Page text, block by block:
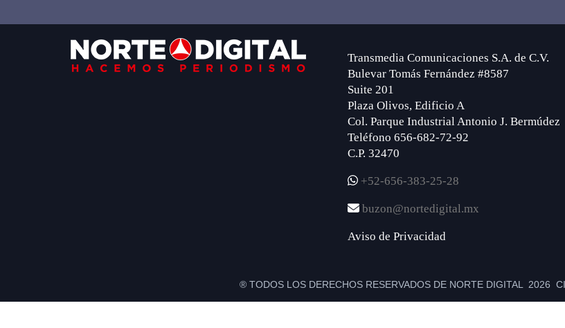
Transmedia Comunicaciones S.A. de C.V.
Bulevar Tomás Fernández #8587
Suite 201
Plaza Olivos, Edificio A
Col. Parque Industrial Antonio J. Bermúdez
Teléfono 656-682-72-92
C.P. 32470
+52-656-383-25-28
buzon@nortedigital.mx
Aviso de Privacidad
® TODOS LOS DERECHOS RESERVADOS DE NORTE DIGITAL 2026